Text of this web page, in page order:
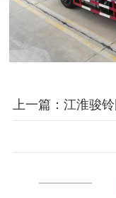
上一篇：江淮骏